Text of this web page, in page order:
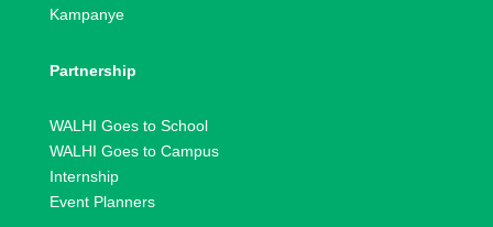
Kampanye
Partnership
WALHI Goes to School
WALHI Goes to Campus
Internship
Event Planners